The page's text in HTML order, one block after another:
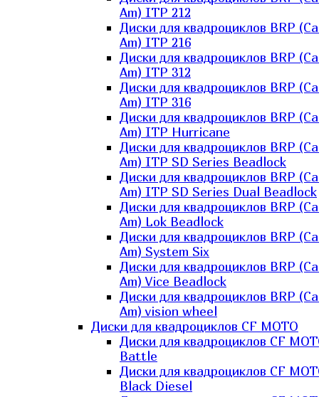
Am) ITP 212
Диски для квадроциклов BRP
Am) ITP 216
Диски для квадроциклов BRP
Am) ITP 312
Диски для квадроциклов BRP
Am) ITP 316
Диски для квадроциклов BRP
Am) ITP Hurricane
Диски для квадроциклов BRP
Am) ITP SD Series Beadlock
Диски для квадроциклов BRP
Am) ITP SD Series Dual Beadlock
Диски для квадроциклов BRP
Am) Lok Beadlock
Диски для квадроциклов BRP
Am) System Six
Диски для квадроциклов BRP
Am) Vice Beadlock
Диски для квадроциклов BRP
Am) vision wheel
Диски для квадроциклов CF MOTO
Диски для квадроциклов CF
Battle
Диски для квадроциклов CF
Black Diesel